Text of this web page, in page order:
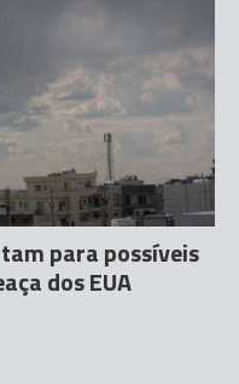
para possíveis
dos EUA